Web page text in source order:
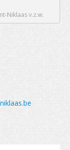
Niklaas v.z.w.